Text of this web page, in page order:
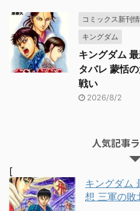
コミックス新刊
キングダム
キングダム
タバレ 蒙恬
戦い
2026/8/2
人気記事
[
キングダム
想 三軍の敗